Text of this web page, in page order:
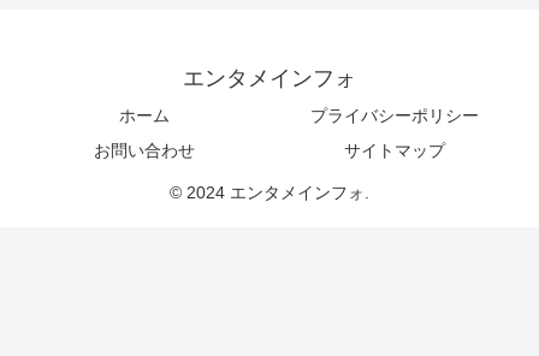
エンタメインフォ
ホーム
プライバシーポリシー
お問い合わせ
サイトマップ
© 2024 エンタメインフォ.